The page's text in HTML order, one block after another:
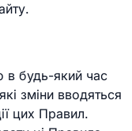
в будь-який час
зміни вводяться
цих Правил.